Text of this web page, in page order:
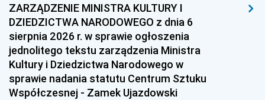
ZARZĄDZENIE MINISTRA KULTURY I
DZIEDZICTWA NARODOWEGO z dnia 6
sierpnia 2026 r. w sprawie ogłoszenia
jednolitego tekstu zarządzenia Ministra
Kultury i Dziedzictwa Narodowego w
sprawie nadania statutu Centrum Sztuku
Współczesnej - Zamek Ujazdowski